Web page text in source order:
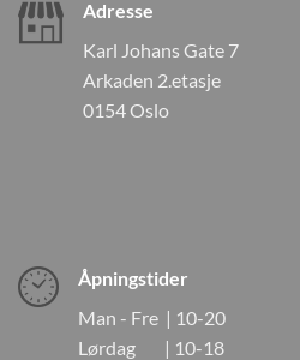
Adresse
Karl Johans Gate 7
Arkaden 2.etasje
0154 Oslo
Åpningstider
Man - Fre | 10-20
Lørdag | 10-18